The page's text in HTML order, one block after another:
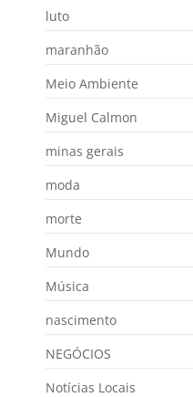
luto
maranhão
Meio Ambiente
Miguel Calmon
minas gerais
moda
morte
Mundo
Música
nascimento
NEGÓCIOS
Notícias Locais